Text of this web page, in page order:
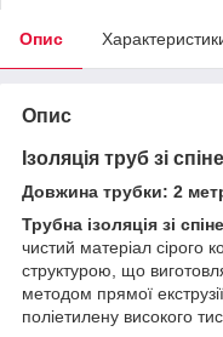
Опис
Опис
Ізоляція труб зі
Довжина трубки: 2
Трубна ізоляція зі
чистий матеріал сірого
структурою, що
методом прямої
поліетилену високого